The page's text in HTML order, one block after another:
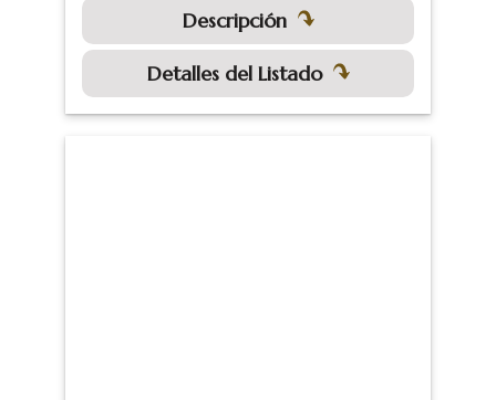
Descripción
Detalles del Listado